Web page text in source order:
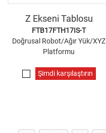
Z Ekseni Tablosu
FTB17FTH17IS-T
Doğrusal Robot/Ağır Yük/XYZ
Platformu
Şimdi karşılaştırın